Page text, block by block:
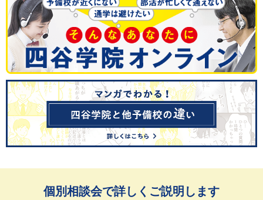
個別相談会で詳しくご説明します